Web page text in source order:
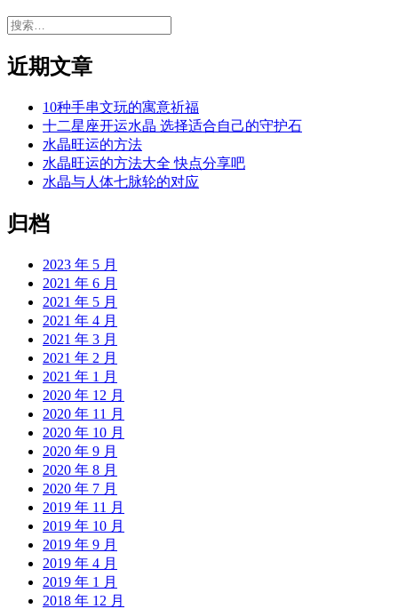
搜
近期文章
10种手串文玩的寓意祈福
十二星座开运水晶 选择适合自己的守护石
水晶旺运的方法
水晶旺运的方法大全 快点分享吧
水晶与人体七脉轮的对应
归档
2023 年 5 月
2021 年 6 月
2021 年 5 月
2021 年 4 月
2021 年 3 月
2021 年 2 月
2021 年 1 月
2020 年 12 月
2020 年 11 月
2020 年 10 月
2020 年 9 月
2020 年 8 月
2020 年 7 月
2019 年 11 月
2019 年 10 月
2019 年 9 月
2019 年 4 月
2019 年 1 月
2018 年 12 月